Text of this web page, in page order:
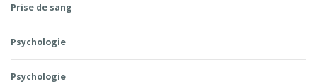
Prise de sang
Psychologie
Psychologie